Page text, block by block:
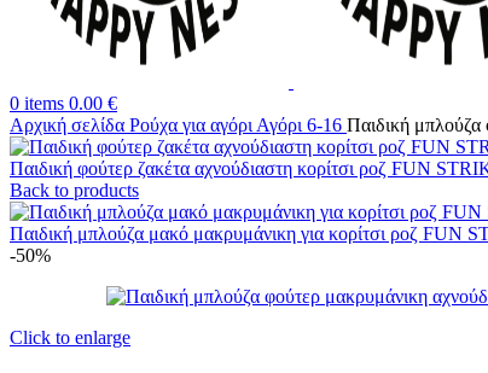
0 items 0.00 €
Αρχική σελίδα Ρούχα για αγόρι Αγόρι 6-16 Παιδική μπλούζα
Παιδική φούτερ ζακέτα αχνούδιαστη κορίτσι ροζ FUN
Back to products
Παιδική μπλούζα μακό μακρυμάνικη για κορίτσι ροζ FUN
-50%
Click to enlarge